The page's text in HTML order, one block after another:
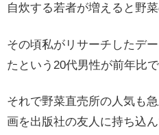
自炊する若者が増えると野
その頃私がリサーチしたデ
たという20代男性が前年比
それで野菜直売所の人気も
画を出版社の友人に持ち込